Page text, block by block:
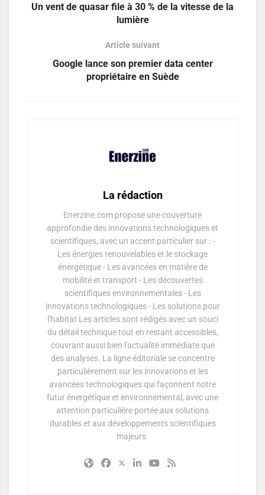
Un vent de quasar file à 30 % de la vitesse de la
lumière
Article suivant
Google lance son premier data center
propriétaire en Suède
La rédaction
Enerzine.com propose une couverture
approfondie des innovations technologiques et
scientifiques, avec un accent particulier sur : -
Les énergies renouvelables et le stockage
énergétique - Les avancées en matière de
mobilité et transport - Les découvertes
scientifiques environnementales - Les
innovations technologiques - Les solutions pour
l'habitat Les articles sont rédigés avec un souci
du détail technique tout en restant accessibles,
couvrant aussi bien l'actualité immédiate que
des analyses. La ligne éditoriale se concentre
particulièrement sur les innovations et les
avancées technologiques qui façonnent notre
futur énergétique et environnemental, avec une
attention particulière portée aux solutions
durables et aux développements scientifiques
majeurs.